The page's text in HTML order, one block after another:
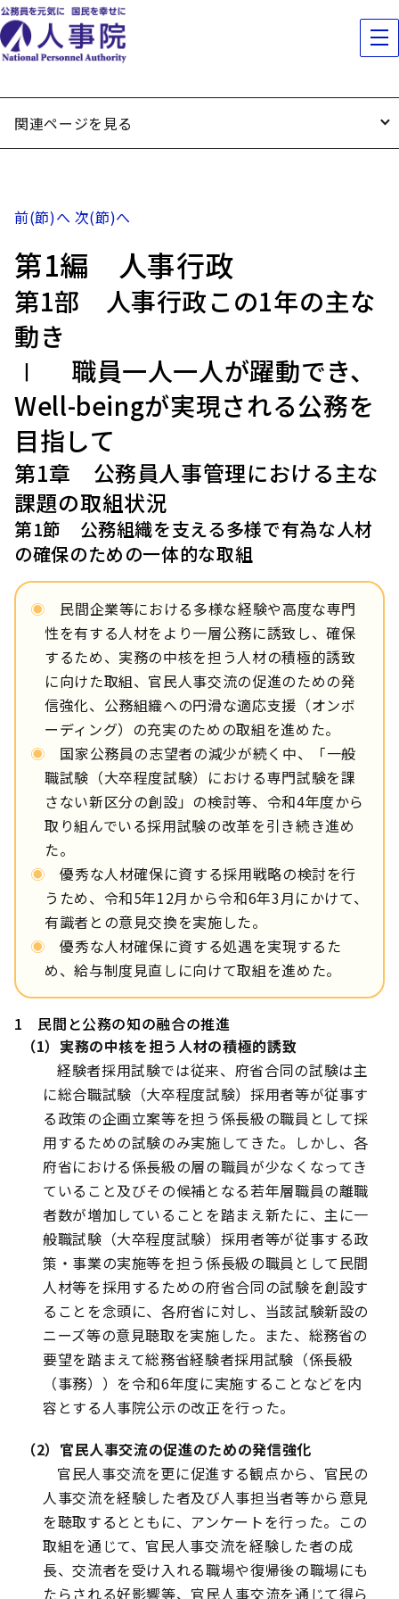
関連ページを見る
前(節)へ 次(節)へ
第1編 人事行政
第1部 人事行政この1年の主な
動き
Ⅰ 職員一人一人が躍動でき、
Well-beingが実現される公務を
目指して
第1章 公務員人事管理における主な
課題の取組状況
第1節 公務組織を支える多様で有為な人材
の確保のための一体的な取組
◉ 民間企業等における多様な経験や高度な専門
性を有する人材をより一層公務に誘致し、確保
するため、実務の中核を担う人材の積極的誘致
に向けた取組、官民人事交流の促進のための発
信強化、公務組織への円滑な適応支援（オンボ
ーディング）の充実のための取組を進めた。
◉ 国家公務員の志望者の減少が続く中、「一般
職試験（大卒程度試験）における専門試験を課
さない新区分の創設」の検討等、令和4年度から
取り組んでいる採用試験の改革を引き続き進め
た。
◉ 優秀な人材確保に資する採用戦略の検討を行
うため、令和5年12月から令和6年3月にかけて、
有識者との意見交換を実施した。
◉ 優秀な人材確保に資する処遇を実現するた
め、給与制度見直しに向けて取組を進めた。
1 民間と公務の知の融合の推進
（1）実務の中核を担う人材の積極的誘致
経験者採用試験では従来、府省合同の試験は主
に総合職試験（大卒程度試験）採用者等が従事す
る政策の企画立案等を担う係長級の職員として採
用するための試験のみ実施してきた。しかし、各
府省における係長級の層の職員が少なくなってき
ていること及びその候補となる若年層職員の離職
者数が増加していることを踏まえ新たに、主に一
般職試験（大卒程度試験）採用者等が従事する政
策・事業の実施等を担う係長級の職員として民間
人材等を採用するための府省合同の試験を創設す
ることを念頭に、各府省に対し、当該試験新設の
ニーズ等の意見聴取を実施した。また、総務省の
要望を踏まえて総務省経験者採用試験（係長級
（事務））を令和6年度に実施することなどを内
容とする人事院公示の改正を行った。
（2）官民人事交流の促進のための発信強化
官民人事交流を更に促進する観点から、官民の
人事交流を経験した者及び人事担当者等から意見
を聴取するとともに、アンケートを行った。この
取組を通じて、官民人事交流を経験した者の成
長、交流者を受け入れる職場や復帰後の職場にも
たらされる好影響等、官民人事交流を通じて得ら